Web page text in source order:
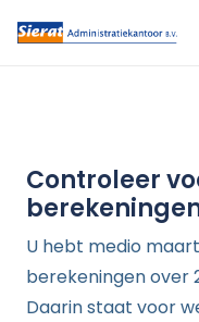
Controleer
U hebt medio
berekeningen over
Daarin staat voor